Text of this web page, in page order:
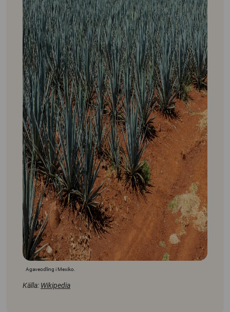
Agaveodling i Mexiko.
Källa: Wikipedia